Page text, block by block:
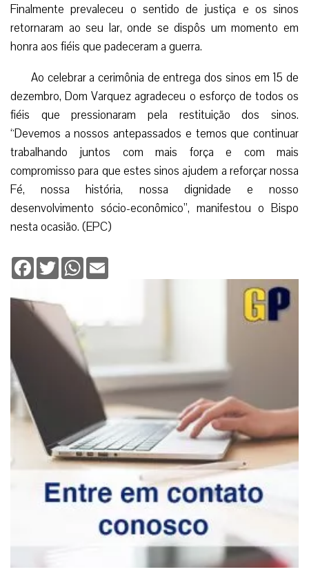
Finalmente prevaleceu o sentido de justiça e os sinos
retornaram ao seu lar, onde se dispôs um momento em
honra aos fiéis que padeceram a guerra.
Ao celebrar a cerimônia de entrega dos sinos em 15 de
dezembro, Dom Varquez agradeceu o esforço de todos os
fiéis que pressionaram pela restituição dos sinos.
“Devemos a nossos antepassados e temos que continuar
trabalhando juntos com mais força e com mais
compromisso para que estes sinos ajudem a reforçar nossa
Fé, nossa história, nossa dignidade e nosso
desenvolvimento sócio-econômico”, manifestou o Bispo
nesta ocasião. (EPC)
Facebook
TwitterWhatsApp